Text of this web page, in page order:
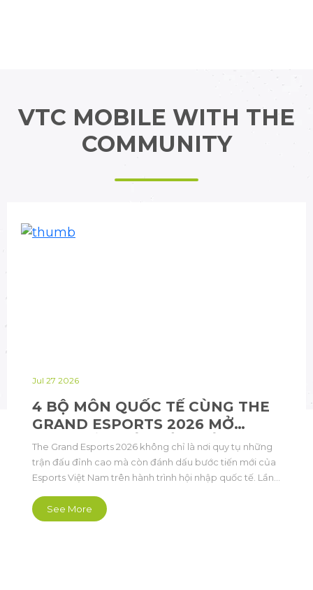
VTC MOBILE WITH THE
COMMUNITY
Jul 27 2026
4 BỘ MÔN QUỐC TẾ CÙNG THE
GRAND ESPORTS 2026 MỞ
CÁNH CỬA KẾT NỐI THẾ GIỚI
The Grand Esports 2026 không chỉ là nơi quy tụ những
trận đấu đỉnh cao mà còn đánh dấu bước tiến mới của
Esports Việt Nam trên hành trình hội nhập quốc tế. Lần
Mobile, Street Fighter 6 và Summoners War: Sky Arena
cùng góp mặt trong một kỳ đại hội quy mô lớn, quy tụ
See More